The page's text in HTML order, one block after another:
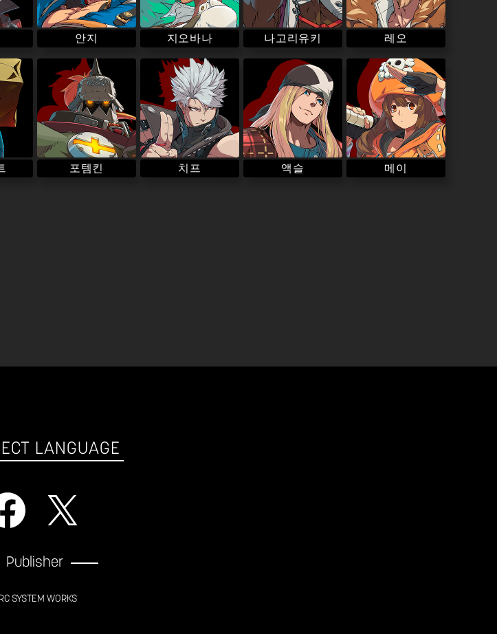
안지 지오바나 나고리유키 레오
포템킨 치프 액슬 메이
LANGUAGE
Publisher
SYSTEM WORKS